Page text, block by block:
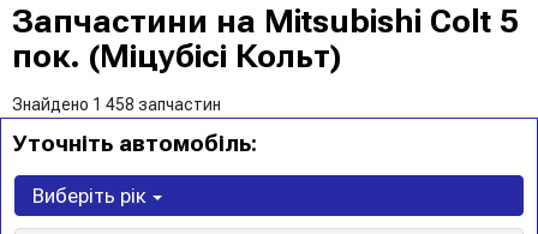
Запчастини на Mitsubishi Colt 5
пок. (Міцубісі Кольт)
Знайдено 1 458 запчастин
Уточніть автомобіль:
Виберіть рік